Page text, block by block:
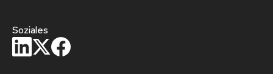
Soziales